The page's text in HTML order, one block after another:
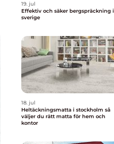
19. jul
Effektiv och säker bergspräckning i
sverige
18. jul
Heltäckningsmatta i stockholm så
väljer du rätt matta för hem och
kontor